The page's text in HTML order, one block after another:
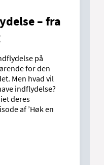
– fra
på
for den
Men hvad vil
indflydelse?
deres
af ’Høk en